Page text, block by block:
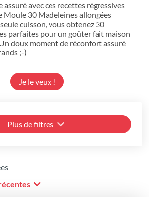
assuré avec ces recettes régressives
Moule 30 Madeleines allongées
cuisson, vous obtenez 30
parfaites pour un goûter fait maison
doux moment de réconfort assuré
;-)
Je le veux !
Plus de filtres